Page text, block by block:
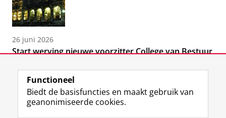
26 juni 2026
Start werving nieuwe voorzitter College van Bestuur
Functioneel
Biedt de basisfuncties en maakt gebruik van
geanonimiseerde cookies.